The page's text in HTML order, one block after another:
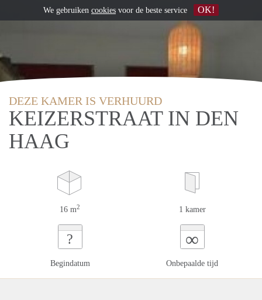
DEZE KAMER IS VERHUURD
KEIZERSTRAAT IN DEN
HAAG
16 m2 1 kamer
?
Begindatum
∞
Onbepaalde tijd
We gebruiken cookies voor de beste service OK!